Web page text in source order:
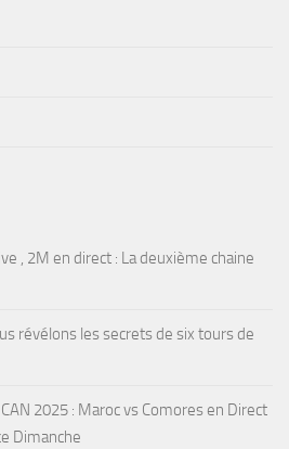
, 2M en direct : La deuxième chaine
révélons les secrets de six tours de
CAN 2025 : Maroc vs Comores en Direct
Dimanche